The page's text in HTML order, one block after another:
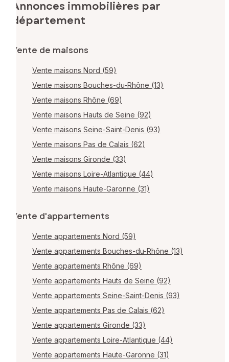
Annonces immobilières par
département
Vente de maisons
Vente maisons Nord (59)
Vente maisons Bouches-du-Rhône (13)
Vente maisons Rhône (69)
Vente maisons Hauts de Seine (92)
Vente maisons Seine-Saint-Denis (93)
Vente maisons Pas de Calais (62)
Vente maisons Gironde (33)
Vente maisons Loire-Atlantique (44)
Vente maisons Haute-Garonne (31)
Vente d'appartements
Vente appartements Nord (59)
Vente appartements Bouches-du-Rhône (13)
Vente appartements Rhône (69)
Vente appartements Hauts de Seine (92)
Vente appartements Seine-Saint-Denis (93)
Vente appartements Pas de Calais (62)
Vente appartements Gironde (33)
Vente appartements Loire-Atlantique (44)
Vente appartements Haute-Garonne (31)